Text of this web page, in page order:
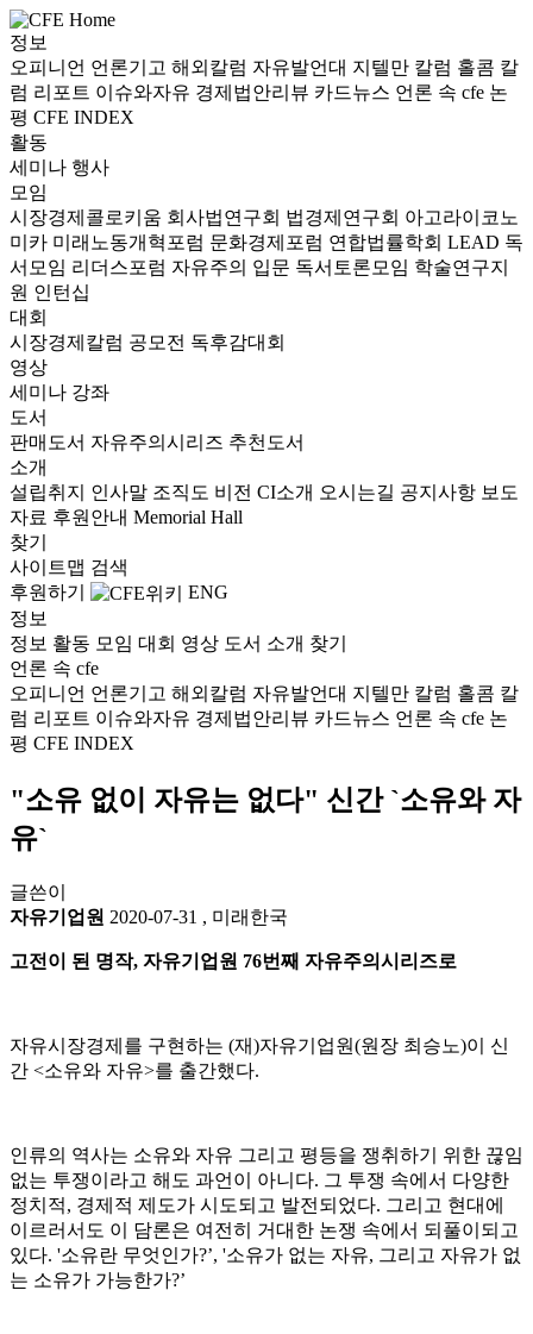
정보
오피니언 언론기고 해외칼럼 자유발언대 지텔만 칼럼 홀콤 칼
럼 리포트 이슈와자유 경제법안리뷰 카드뉴스 언론 속 cfe 논
평 CFE INDEX
활동
세미나 행사
모임
시장경제콜로키움 회사법연구회 법경제연구회 아고라이코노
미카 미래노동개혁포럼 문화경제포럼 연합법률학회 LEAD 독
서모임 리더스포럼 자유주의 입문 독서토론모임 학술연구지
원 인턴십
대회
시장경제칼럼 공모전 독후감대회
영상
세미나 강좌
도서
판매도서 자유주의시리즈 추천도서
소개
설립취지 인사말 조직도 비전 CI소개 오시는길 공지사항 보도
자료 후원안내 Memorial Hall
찾기
사이트맵 검색
후원하기
ENG
정보
정보 활동 모임 대회 영상 도서 소개 찾기
언론 속 cfe
오피니언 언론기고 해외칼럼 자유발언대 지텔만 칼럼 홀콤 칼
럼 리포트 이슈와자유 경제법안리뷰 카드뉴스 언론 속 cfe 논
평 CFE INDEX
"소유 없이 자유는 없다" 신간 `소유와 자
유`
글쓴이
자유기업원 2020-07-31 , 미래한국
고전이 된 명작, 자유기업원 76번째 자유주의시리즈로
자유시장경제를 구현하는 (재)자유기업원(원장 최승노)이 신
간 <소유와 자유>를 출간했다.
인류의 역사는 소유와 자유 그리고 평등을 쟁취하기 위한 끊임
없는 투쟁이라고 해도 과언이 아니다. 그 투쟁 속에서 다양한
정치적, 경제적 제도가 시도되고 발전되었다. 그리고 현대에
이르러서도 이 담론은 여전히 거대한 논쟁 속에서 되풀이되고
있다. '소유란 무엇인가?’, '소유가 없는 자유, 그리고 자유가 없
는 소유가 가능한가?’